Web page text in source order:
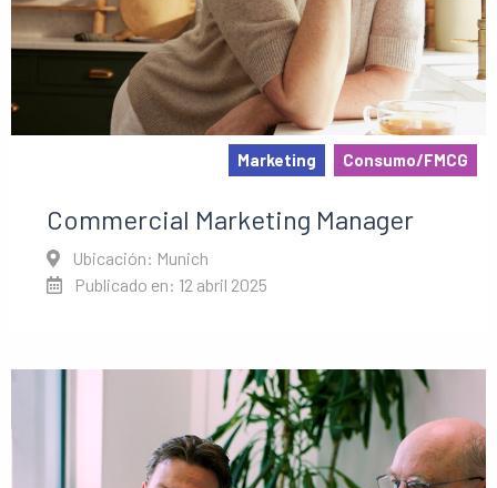
Marketing Consumo/FMCG
Commercial Marketing Manager
Ubicación: Munich
Publicado en: 12 abril 2025